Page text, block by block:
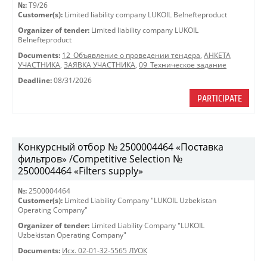
№: T9/26
Customer(s): Limited liability company LUKOIL Belnefteproduct
Organizer of tender: Limited liability company LUKOIL
Belnefteproduct
Documents: 12_Объявление о проведении тендера, АНКЕТА
УЧАСТНИКА, ЗАЯВКА УЧАСТНИКА, 09_Техническое задание
Deadline: 08/31/2026
PARTICIPATE
Конкурсный отбор № 2500004464 «Поставка
фильтров» /Competitive Selection №
2500004464 «Filters supply»
№: 2500004464
Customer(s): Limited Liability Company "LUKOIL Uzbekistan
Operating Company"
Organizer of tender: Limited Liability Company "LUKOIL
Uzbekistan Operating Company"
Documents: Исх. 02-01-32-5565 ЛУОК